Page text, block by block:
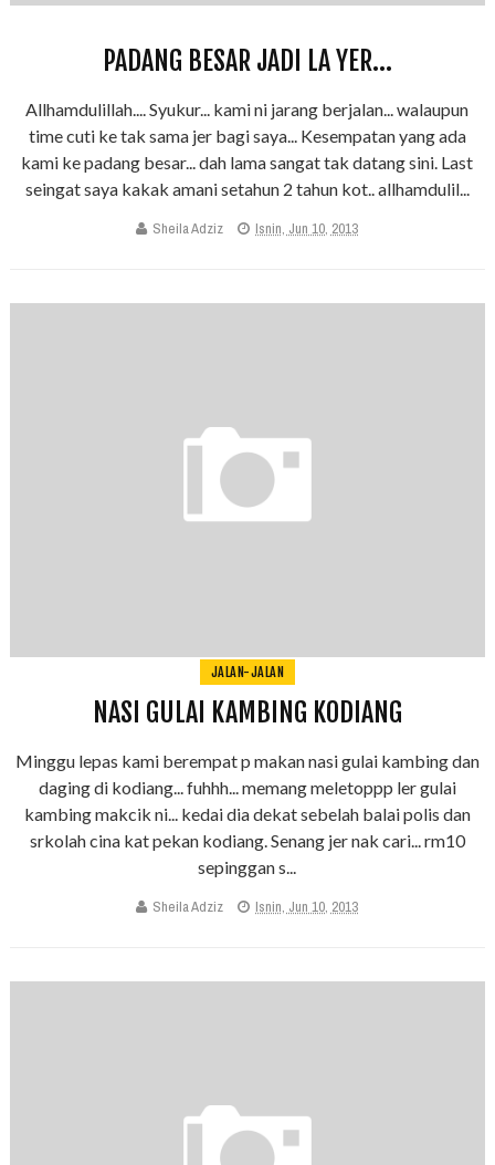
PADANG BESAR JADI LA YER...
Allhamdulillah.... Syukur... kami ni jarang berjalan... walaupun
time cuti ke tak sama jer bagi saya... Kesempatan yang ada
kami ke padang besar... dah lama sangat tak datang sini. Last
seingat saya kakak amani setahun 2 tahun kot.. allhamdulil...
Sheila Adziz Isnin, Jun 10, 2013
JALAN-JALAN
NASI GULAI KAMBING KODIANG
Minggu lepas kami berempat p makan nasi gulai kambing dan
daging di kodiang... fuhhh... memang meletoppp ler gulai
kambing makcik ni... kedai dia dekat sebelah balai polis dan
srkolah cina kat pekan kodiang. Senang jer nak cari... rm10
sepinggan s...
Sheila Adziz Isnin, Jun 10, 2013